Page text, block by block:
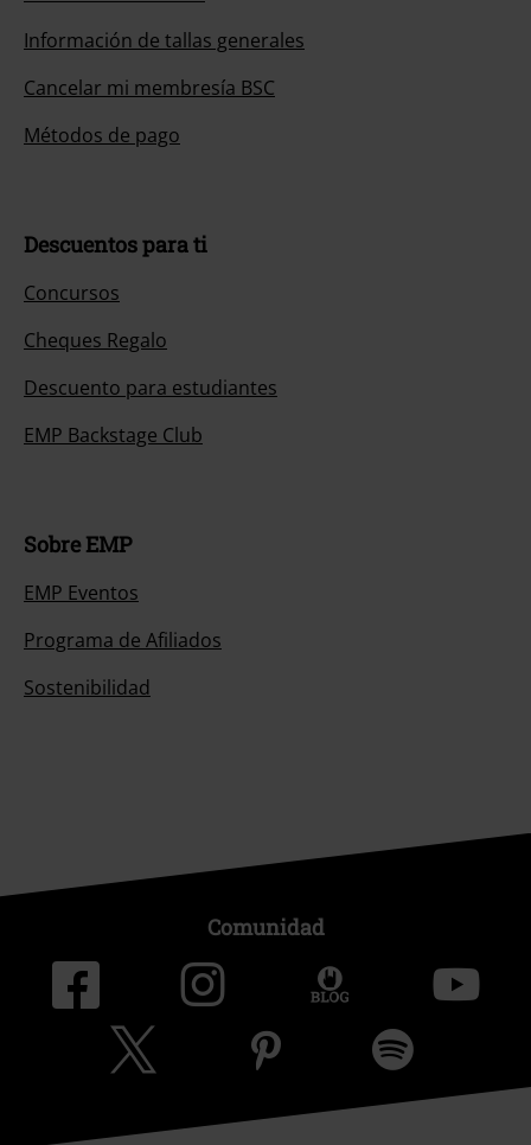
Información de tallas generales
Cancelar mi membresía BSC
Métodos de pago
Descuentos para ti
Concursos
Cheques Regalo
Descuento para estudiantes
EMP Backstage Club
Sobre EMP
EMP Eventos
Programa de Afiliados
Sostenibilidad
Comunidad